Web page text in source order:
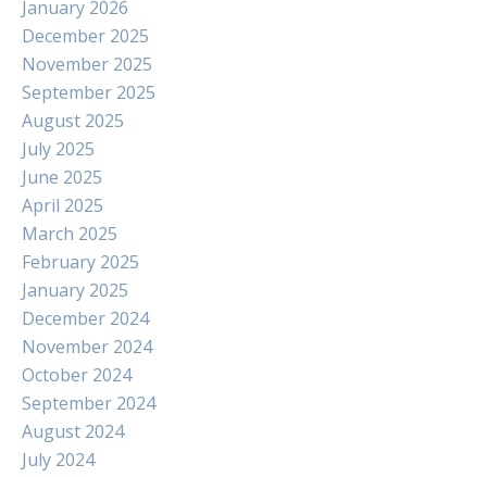
January 2026
December 2025
November 2025
September 2025
August 2025
July 2025
June 2025
April 2025
March 2025
February 2025
January 2025
December 2024
November 2024
October 2024
September 2024
August 2024
July 2024